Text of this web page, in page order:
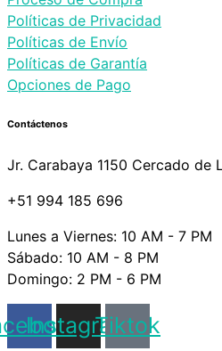
Políticas de Privacidad
Políticas de Envío
Políticas de Garantía
Opciones de Pago
Contáctenos
Jr. Carabaya 1150 Cercado de
+51 994 185 696
Lunes a Viernes: 10 AM - 7 PM
Sábado: 10 AM - 8 PM
Domingo: 2 PM - 6 PM
Instagram
Tiktok